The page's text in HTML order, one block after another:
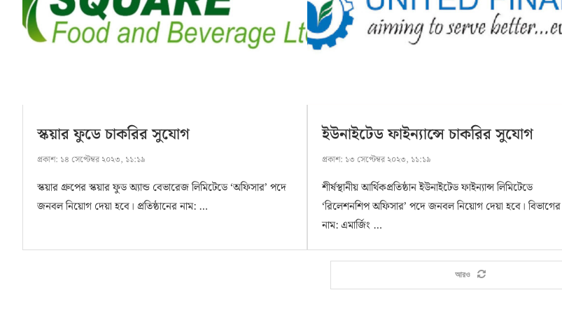
স্কয়ার ফুডে চাকরির সুযোগ
প্রকাশ: ১৪ সেপ্টেম্বর ২০২৩, ১১:১৯
স্কয়ার গ্রুপের স্কয়ার ফুড অ্যান্ড বেভারেজ লিমিটেডে ‘অফিসার’ পদে
জনবল নিয়োগ দেয়া হবে। প্রতিষ্ঠানের নাম: …
ইউনাইটেড ফাইন্যান্সে চাকরির সুযোগ
প্রকাশ: ১৩ সেপ্টেম্বর ২০২৩, ১১:১৯
শীর্ষস্থানীয় আর্থিকপ্রতিষ্ঠান ইউনাইটেড ফাইন্যান্স লিমিটেডে
‘রিলেশনশিপ অফিসার’ পদে জনবল নিয়োগ দেয়া হবে। বিভাগের
নাম: এমার্জিং …
আরও